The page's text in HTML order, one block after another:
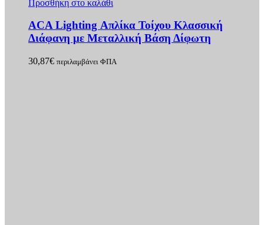
Προσθήκη στο καλάθι
ACA Lighting Απλίκα Τοίχου Κλασσική
Διάφανη με Μεταλλική Βάση Δίφωτη
30,87€ περιλαμβάνει ΦΠΑ